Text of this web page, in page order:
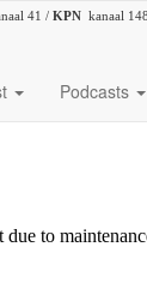
41 / KPN kanaal
Podcasts